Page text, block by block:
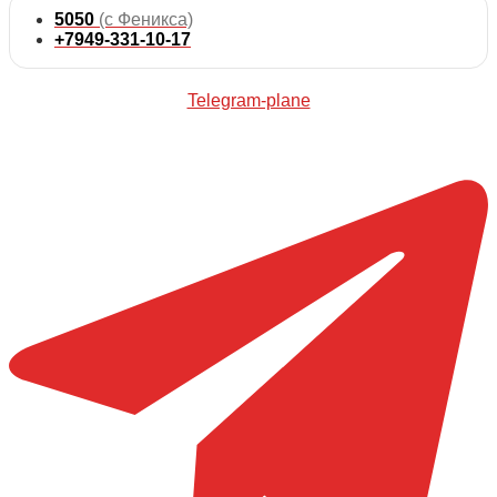
5050 (с Феникса)
+7949-331-10-17
Telegram-plane